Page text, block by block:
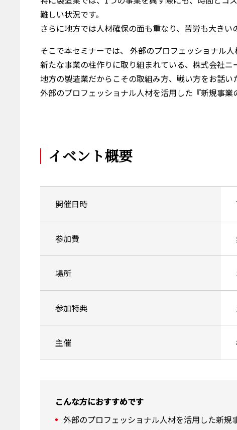
難しい状況です。
さらに地方では人材確保の面も重なり、苦労も大きい
そこで本セミナーでは、 外部のプロフェッショナル人
新たな事業の柱作りに取り組まれている、株式会社ニ
地方の製造業だからこその取組み方、戦い方をお話い
外部のプロフェッショナル人材を活用した『新規事業
イベント概要
開催日時
参加費
場所
参加特典
主催
こんな方におすすめです
外部のプロフェッショナル人材を活用した新